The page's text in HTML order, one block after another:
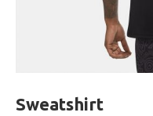
Sweatshirt